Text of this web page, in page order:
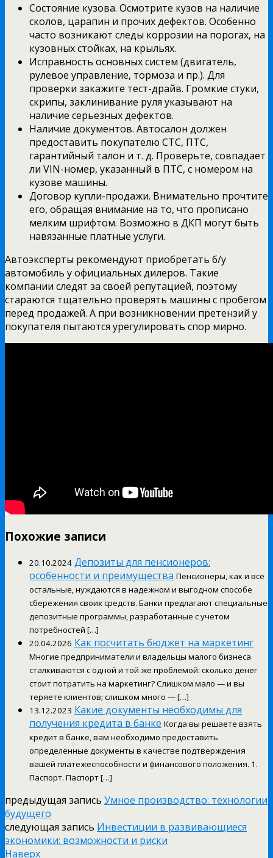
Состояние кузова. Осмотрите кузов на наличие
сколов, царапин и прочих дефектов. Особенно
часто возникают следы коррозии на порогах, на
кузовных стойках, на крыльях.
Исправность основных систем (двигатель,
рулевое управление, тормоза и пр.). Для
проверки закажите тест-драйв. Громкие стуки,
скрипы, заклинивание руля указывают на
наличие серьезных дефектов.
Наличие документов. Автосалон должен
предоставить покупателю СТС, ПТС,
гарантийный талон и т. д. Проверьте, совпадает
ли VIN-номер, указанный в ПТС, с номером на
кузове машины.
Договор купли-продажи. Внимательно прочтите
его, обращая внимание на то, что прописано
мелким шрифтом. Возможно в ДКП могут быть
навязанные платные услуги.
Автоэксперты рекомендуют приобретать б/у
автомобиль у официальных дилеров. Такие
компании следят за своей репутацией, поэтому
стараются тщательно проверять машины с пробегом
перед продажей. А при возникновении претензий у
покупателя пытаются урегулировать спор мирно.
Похожие записи
20.10.2024 Депозиты для пенсионеров:
особенности и преимущества Пенсионеры, как и все
остальные, нуждаются в надежном и выгодном способе
сбережения своих средств. Банки предлагают специальные
депозитные программы, разработанные с учетом
потребностей […]
20.04.2026 Как посчитать бюджет на маркетинг
Многие предприниматели и владельцы малого бизнеса
сталкиваются с одной и той же проблемой: сколько денег
стоит потратить на маркетинг? Слишком мало — и вы
теряете клиентов; слишком много — […]
13.12.2023 Какие документы необходимы для
получения кредита в банке Когда вы решаете взять
кредит в банке, вам необходимо предоставить
определенные документы в качестве подтверждения
вашей платежеспособности и финансового положения. 1.
Паспорт. Паспорт […]
предыдущая запись Умное производство: технологии
будущего
следующая запись Инвестиции в развивающиеся
экономики: возможности и риски
Наверх